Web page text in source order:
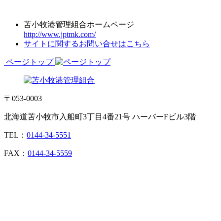
苫小牧港管理組合ホームページ
http://www.jptmk.com/
サイトに関するお問い合せはこちら
ページトップ
〒053-0003
北海道苫小牧市入船町3丁目4番21号 ハーバーFビル3階
TEL： 0144-34-5551
FAX： 0144-34-5559